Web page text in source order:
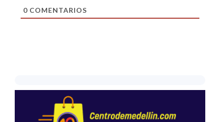
0COMENTARIOS